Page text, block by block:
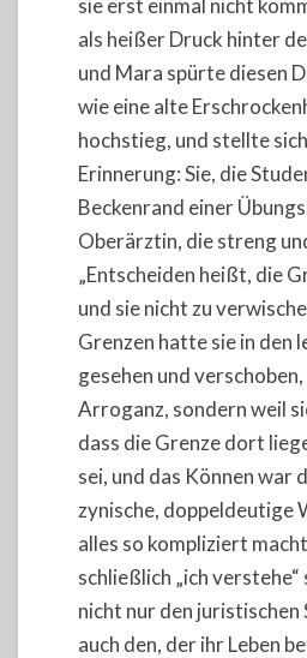
als heißer Druck hinter
und Mara spürte diesen
wie eine alte
hochstieg, und stellte
Erinnerung: Sie, die
Beckenrand einer
Oberärztin, die streng
„Entscheiden heißt, die
und sie nicht zu
Grenzen hatte sie in den
gesehen und
Arroganz, sondern weil
dass die Grenze dort
sei, und das Können war
zynische, doppeldeutige
alles so kompliziert
schließlich „ich
nicht nur den juristischen
auch den, der ihr Leben